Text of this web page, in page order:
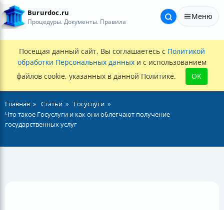
Bururdoc.ru
Процедуры. Документы. Правила
Меню
Посещая данный сайт, Вы соглашаетесь с Политикой
обработки Персональных данных и с использованием
файлов cookie, указанных в данной Политике.
OK
Главная Статьи
Госуслуги
Что такое Госуслуги и как они облегчают получение
государственных услуг